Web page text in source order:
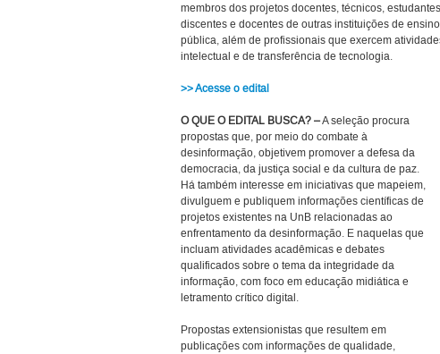
membros dos projetos docentes, técnicos,
discentes e docentes de outras instituições de
pública, além de profissionais que exercem
intelectual e de transferência de tecnologia.
>> Acesse o edital
O QUE O EDITAL BUSCA? –A seleção procura
propostas que, por meio do combate à
desinformação, objetivem promover a defesa da
democracia, da justiça social e da cultura de paz.
Há também interesse em iniciativas que mapeiem,
divulguem e publiquem informações científicas de
projetos existentes na UnB relacionadas ao
enfrentamento da desinformação. E naquelas que
incluam atividades acadêmicas e debates
qualificados sobre o tema da integridade da
informação, com foco em educação midiática e
letramento crítico digital.
Propostas extensionistas que resultem em
publicações com informações de qualidade,